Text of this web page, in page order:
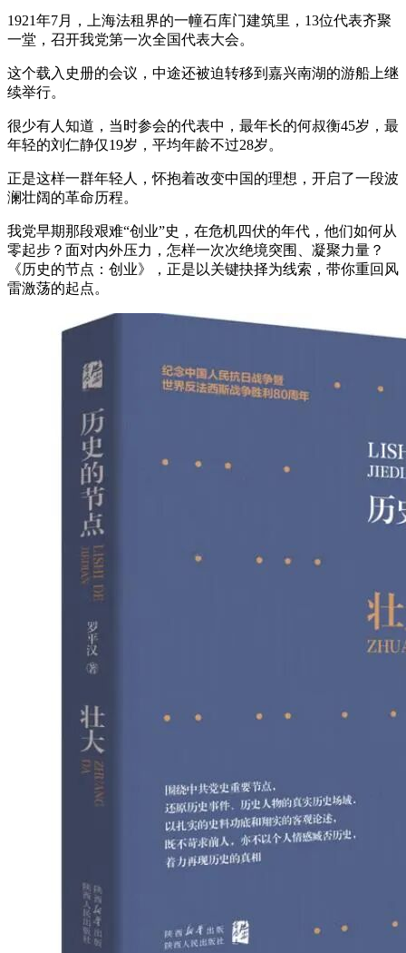
1921年7月，上海法租界的一幢石库门建筑里，13位代表齐聚
一堂，召开我党第一次全国代表大会。
这个载入史册的会议，中途还被迫转移到嘉兴南湖的游船上继
续举行。
很少有人知道，当时参会的代表中，最年长的何叔衡45岁，最
年轻的刘仁静仅19岁，平均年龄不过28岁。
正是这样一群年轻人，怀抱着改变中国的理想，开启了一段波
澜壮阔的革命历程。
我党早期那段艰难“创业”史，在危机四伏的年代，他们如何从
零起步？面对内外压力，怎样一次次绝境突围、凝聚力量？
《历史的节点：创业》，正是以关键抉择为线索，带你重回风
雷激荡的起点。